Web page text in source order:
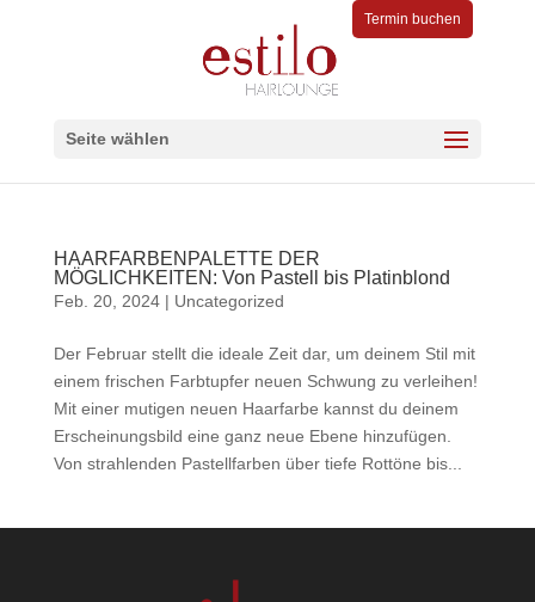
Termin buchen
Seite wählen
HAARFARBENPALETTE DER
MÖGLICHKEITEN: Von Pastell bis Platinblond
Feb. 20, 2024| Uncategorized
Der Februar stellt die ideale Zeit dar, um deinem Stil mit
einem frischen Farbtupfer neuen Schwung zu verleihen!
Mit einer mutigen neuen Haarfarbe kannst du deinem
Erscheinungsbild eine ganz neue Ebene hinzufügen.
Von strahlenden Pastellfarben über tiefe Rottöne bis...